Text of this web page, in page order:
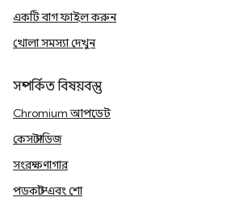
একটি বাগ ফাইল করুন
খোলা সমস্যা দেখুন
সম্পর্কিত বিষয়বস্তু
Chromium আপডেট
কেস স্টাডিজ
সংরক্ষণাগার
পডকাস্ট এবং শো